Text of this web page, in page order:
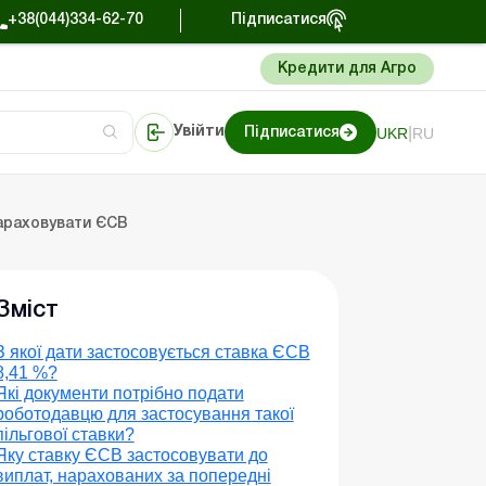
+38(044)334-62-70 Підписатися
Кредити для Агро
Увійти Підписатися UKR RU
ЄСВ
якої дати застосовується ставка ЄСВ
%?
документи потрібно подати
для застосування такої
ставки?
ставку ЄСВ застосовувати до
нарахованих за попередні